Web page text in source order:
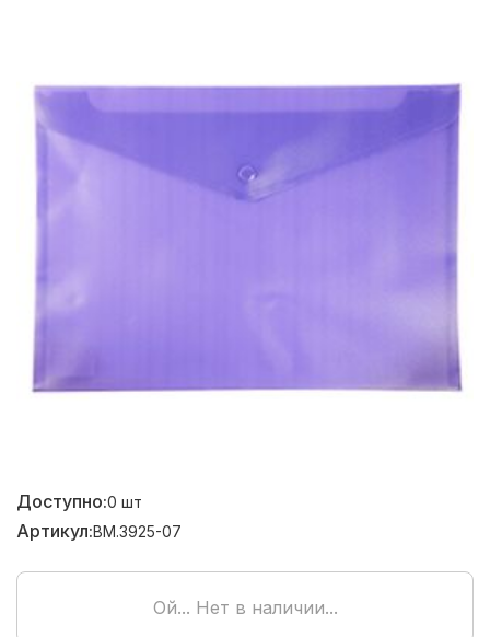
Доступно:0 шт
Артикул:BM.3925-07
Ой... Нет в наличии...